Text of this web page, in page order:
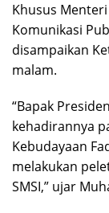
Khusus
Komunikasi
disampaikan
malam.
“Bapak
kehadirannya
Kebudayaan
melakukan
SMSI,” ujar